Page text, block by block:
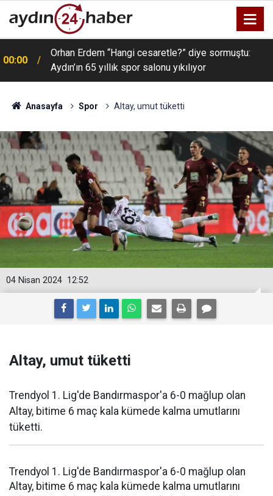
00:00
Orhan Erdem “Hangi cesaretle?” diye sormuştu:
Aydın’ın 65 yıllık spor salonu yıkılıyor
Anasayfa Spor Altay, umut tüketti
12:52
04 Nisan 2024
Altay, umut tüketti
Trendyol 1. Lig'de Bandırmaspor'a 6-0 mağlup olan
Altay, bitime 6 maç kala kümede kalma umutlarını
tüketti.
Trendyol 1. Lig'de Bandırmaspor'a 6-0 mağlup olan
Altay, bitime 6 maç kala kümede kalma umutlarını